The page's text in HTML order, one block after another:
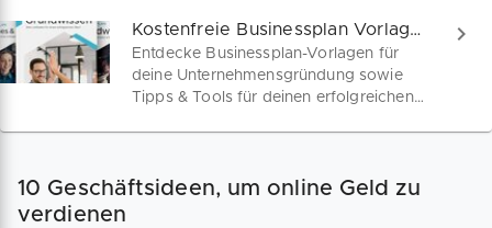
Kostenfreie Businessplan Vorlagen, Muster & Beispiele – Zum Download
Entdecke Businessplan-Vorlagen für
deine Unternehmensgründung sowie
Tipps & Tools für deinen erfolgreichen
10 Geschäftsideen, um online Geld zu
verdienen